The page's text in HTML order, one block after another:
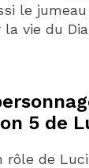
le
la vie du
5 de
rôle de